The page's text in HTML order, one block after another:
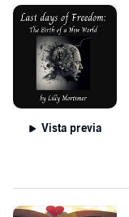
Vista previa